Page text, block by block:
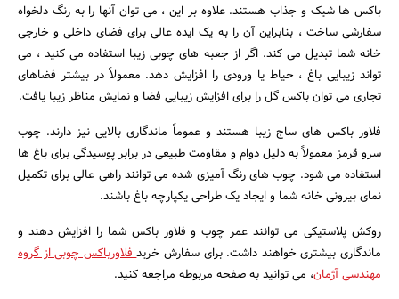
مسکن و ساختمان
باکس ها شیک و جذاب هستند. علاوه بر این ، می توان آنها را به رنگ دلخواه
سفارشی ساخت ، بنابراین آن را به یک ایده عالی برای فضای داخلی و خارجی
خانه شما تبدیل می کند. اگر از جعبه های چوبی زیبا استفاده می کنید ، می
تواند زیبایی باغ ، حیاط یا ورودی را افزایش دهد. معمولاً در بیشتر فضاهای
تجاری می توان باکس گل را برای افزایش زیبایی فضا و نمایش مناظر زیبا یافت.
فلاور باکس های ساج زیبا هستند و عموماً ماندگاری بالایی نیز دارند. چوب
سرو قرمز معمولاً به دلیل دوام و مقاومت طبیعی در برابر پوسیدگی برای باغ ها
استفاده می شود. چوب های رنگ آمیزی شده می توانند راهی عالی برای تکمیل
نمای بیرونی خانه شما و ایجاد یک طراحی یکپارچه باغ باشند.
روکش پلاستیکی می توانند عمر چوب و فلاور باکس شما را افزایش دهند و
ماندگاری بیشتری خواهند داشت. برای سفارش خریدفلاورباکس چوبی از گروه
مهندسی آژمان، می توانید به صفحه مربوطه مراجعه کنید.